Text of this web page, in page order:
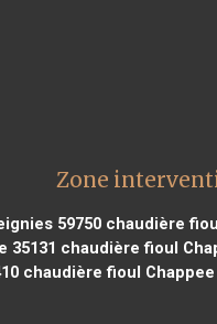
Zone
59750chaudière
35131 chaudière fioul
chaudière fioul Chappee